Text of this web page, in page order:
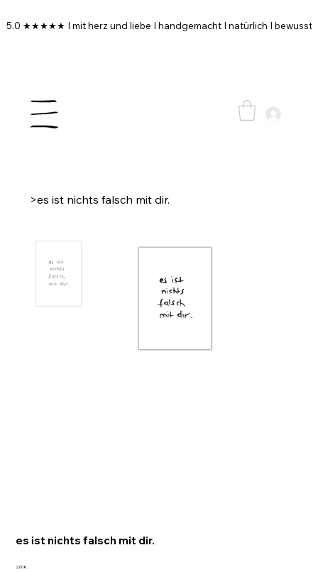
5.0 ★★★★★ I mit herz und liebe I handgemacht I natürlich I bewusst
>es ist nichts falsch mit dir.
es ist nichts falsch mit dir.
Preis
2,00 €